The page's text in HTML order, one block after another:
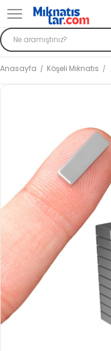
Anasayfa Köşeli Mıknatıs